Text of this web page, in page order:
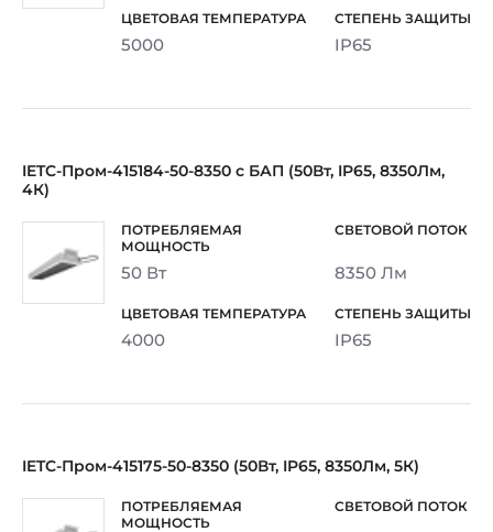
5000 IP65
IETC-Пром-415184-50-8350 с БАП (50Вт, IP65, 8350Лм,
4К)
50 Вт 8350 Лм
4000 IP65
IETC-Пром-415175-50-8350 (50Вт, IP65, 8350Лм, 5К)